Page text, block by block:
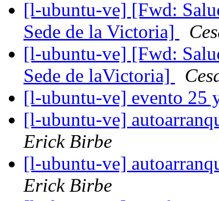
[l-ubuntu-ve] [Fwd:
Sede de la Victoria]
[l-ubuntu-ve] [Fwd:
Sede de laVictoria]
[l-ubuntu-ve] evento 25
[l-ubuntu-ve]
Erick Birbe
[l-ubuntu-ve]
Erick Birbe